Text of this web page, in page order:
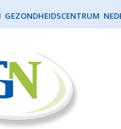
GEZONDHEIDSCENTRUM